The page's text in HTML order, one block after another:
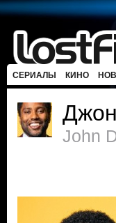
СЕРИАЛЫ КИНО
John